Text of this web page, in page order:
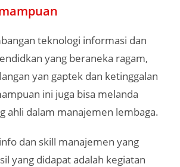
teknologi informasi dan
yang beraneka ragam,
yan gaptek dan ketinggalan
ini juga bisa melanda
ahli dalam manajemen lembaga.
dan skill manajemen yang
yang didapat adalah kegiatan